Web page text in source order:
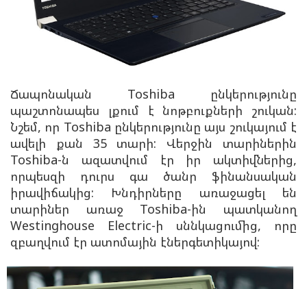
Ճապոնական Toshiba ընկերությունը
պաշտոնապես լքում է նոթբուքների շուկան:
Նշեմ, որ Toshiba ընկերությունը այս շուկայում է
ավելի քան 35 տարի: Վերջին տարիներին
Toshiba-ն ազատվում էր իր ակտիվներից,
որպեսզի դուրս գա ծանր ֆինանսական
իրավիճակից: Խնդիրները առաջացել են
տարիներ առաջ Toshiba-ին պատկանող
Westinghouse Electric-ի սննկացումից, որը
զբաղվում էր ատոմային էներգետիկայով: